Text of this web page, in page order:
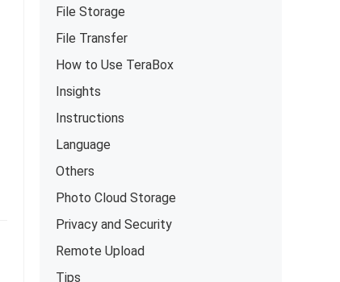
File Storage
File Transfer
How to Use TeraBox
Insights
Instructions
Language
Others
Photo Cloud Storage
Privacy and Security
Remote Upload
Tips